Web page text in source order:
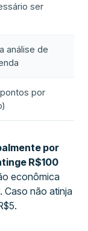
ser
análise de
por
por
R$100
econômica
Caso não atinja